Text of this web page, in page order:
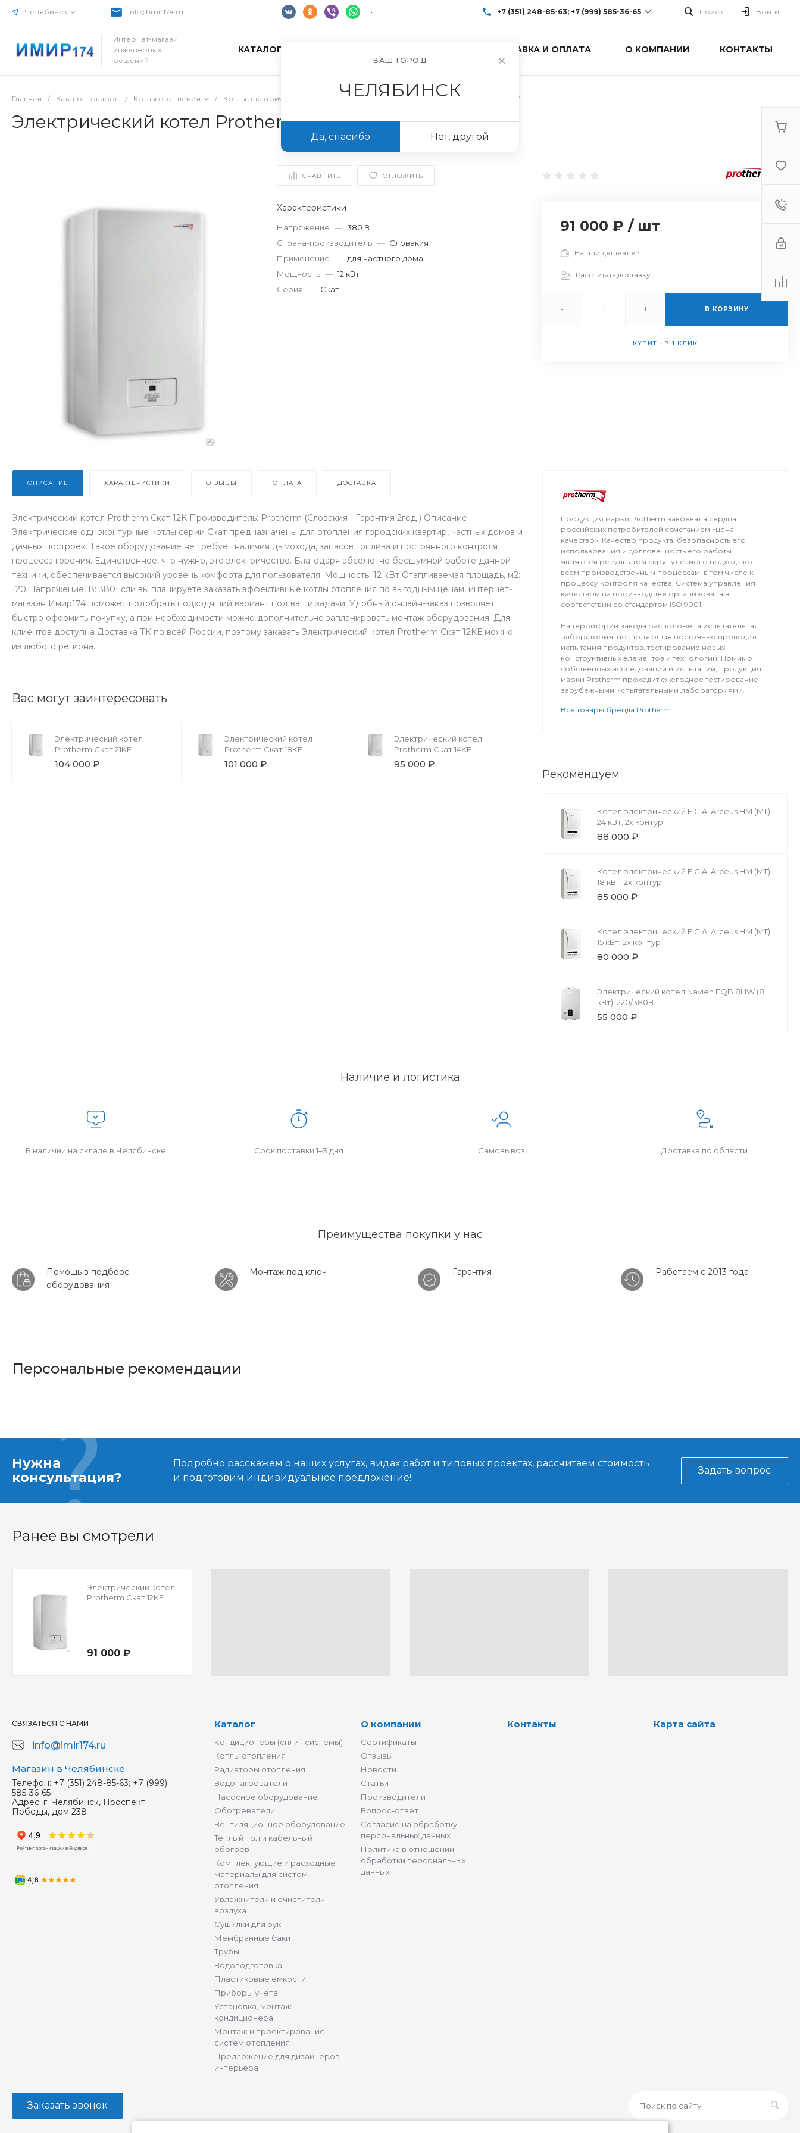
Челябинск info@imir174.ru ... +7 (351) 248-85-63; +7 (999) 585-36-65
+7 (351) 248-85-63; +7 (999) 585-36-65
Поиск Войти
Интернет-магазин
инженерных
решений
КАТАЛОГ ТОВАРОВ ДОСТАВКА И ОПЛАТА О КОМПАНИИ КОНТАКТЫ
Главная / Каталог товаров / Котлы отопления / Котлы электрические ТЭНовые / Электрический котел Protherm Скат 12KЕ
Электрический котел Protherm Скат 12KЕ
СРАВНИТЬ ОТЛОЖИТЬ
Характеристики
Напряжение — 380 В
Страна-производитель — Словакия
Применение — для частного дома
Мощность — 12 кВт
Серия — Скат
91 000 ₽ / шт
Нашли дешевле?
Рассчитать доставку
- + В КОРЗИНУ
КУПИТЬ В 1 КЛИК
ОПИСАНИЕ ХАРАКТЕРИСТИКИ ОТЗЫВЫ ОПЛАТА ДОСТАВКА
Электрический котел Protherm Скат 12K Производитель: Protherm (Словакия - Гарантия 2год ) Описание:
Электрические одноконтурные котлы серии Скат предназначены для отопления городских квартир, частных домов и
дачных построек. Такое оборудование не требует наличия дымохода, запасов топлива и постоянного контроля
процесса горения. Единственное, что нужно, это электричество. Благодаря абсолютно бесшумной работе данной
техники, обеспечивается высокий уровень комфорта для пользователя. Мощность: 12 кВт Отапливаемая площадь, м2:
120 Напряжение, В: 380Если вы планируете заказать эффективные котлы отопления по выгодным ценам, интернет-
магазин Имир174 поможет подобрать подходящий вариант под ваши задачи. Удобный онлайн-заказ позволяет
быстро оформить покупку, а при необходимости можно дополнительно запланировать монтаж оборудования. Для
клиентов доступна Доставка ТК по всей России, поэтому заказать Электрический котел Protherm Скат 12KЕ можно
из любого региона.
Вас могут заинтересовать
Электрический котел
Protherm Скат 21KЕ
104 000 ₽
Электрический котел
Protherm Скат 18КЕ
101 000 ₽
Электрический котел
Protherm Скат 14KЕ
95 000 ₽
Продукция марки Protherm завоевала сердца
российских потребителей сочетанием «цена –
качество». Качество продукта, безопасность его
использования и долговечность его работы
являются результатом скрупулезного подхода ко
всем производственным процессам, в том числе к
процессу контроля качества. Система управления
качеством на производстве организована в
соответствии со стандартом ISO 9001.
На территории завода расположена испытательная
лаборатория, позволяющая постоянно проводить
испытания продуктов, тестирование новых
конструктивных элементов и технологий. Помимо
собственных исследований и испытаний, продукция
марки Protherm проходит ежегодное тестирование
зарубежными испытательными лабораториями.
Все товары бренда Protherm
Рекомендуем
Котел электрический E.C.A. Arceus HM (MT)
24 кВт, 2х контур
88 000 ₽
Котел электрический E.C.A. Arceus HM (MT)
18 кВт, 2х контур
85 000 ₽
Котел электрический E.C.A. Arceus HM (MT)
15 кВт, 2х контур
80 000 ₽
Электрический котел Navien EQB 8HW (8
кВт), 220/380В
55 000 ₽
Наличие и логистика
В наличии на складе в Челябинске Срок поставки 1–3 дня Самовывоз Доставка по области
Преимущества покупки у нас
Помощь в подборе
оборудования
Монтаж под ключ Гарантия Работаем с 2013 года
Персональные рекомендации
Нужна
консультация?
Подробно расскажем о наших услугах, видах работ и типовых проектах, рассчитаем стоимость
и подготовим индивидуальное предложение!
Задать вопрос
Ранее вы смотрели
Электрический котел
Protherm Скат 12KЕ
91 000 ₽
СВЯЗАТЬСЯ С НАМИ
info@imir174.ru
Магазин в Челябинске
Телефон: +7 (351) 248-85-63; +7 (999)
585-36-65
Адрес: г. Челябинск, Проспект
Победы, дом 238
Каталог
Кондиционеры (сплит системы)
Котлы отопления
Радиаторы отопления
Водонагреватели
Насосное оборудование
Обогреватели
Вентиляционное оборудование
Теплый пол и кабельный
обогрев
Комплектующие и расходные
материалы для систем
отопления
Увлажнители и очистители
воздуха
Сушилки для рук
Мембранные баки
Трубы
Водоподготовка
Пластиковые емкости
Приборы учета
Установка, монтаж
кондиционера
Монтаж и проектирование
систем отопления
Предложение для дизайнеров
интерьера
О компании
Сертификаты
Отзывы
Новости
Статьи
Производители
Вопрос-ответ
Согласие на обработку
персональных данных
Политика в отношении
обработки персональных
данных
Контакты Карта сайта
Заказать звонок
ВАШ ГОРОД
ЧЕЛЯБИНСК
Да, спасибо Нет, другой